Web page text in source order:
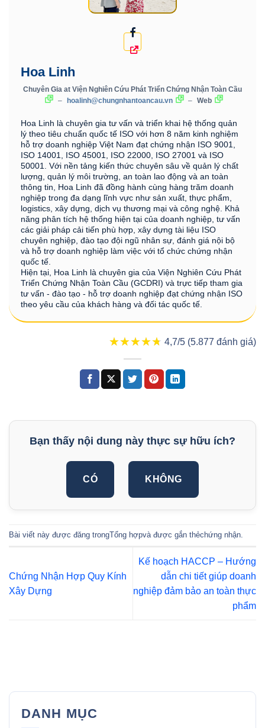
Hoa Linh
Chuyên Gia at Viện Nghiên Cứu Phát Triển Chứng Nhận Toàn Cầu
– hoalinh@chungnhantoancau.vn – Web
Hoa Linh là chuyên gia tư vấn và triển khai hệ thống quản
lý theo tiêu chuẩn quốc tế ISO với hơn 8 năm kinh nghiệm
hỗ trợ doanh nghiệp Việt Nam đạt chứng nhận ISO 9001,
ISO 14001, ISO 45001, ISO 22000, ISO 27001 và ISO
50001. Với nền tảng kiến thức chuyên sâu về quản lý chất
lượng, quản lý môi trường, an toàn lao động và an toàn
thông tin, Hoa Linh đã đồng hành cùng hàng trăm doanh
nghiệp trong đa dạng lĩnh vực như sản xuất, thực phẩm,
logistics, xây dựng, dịch vụ thương mại và công nghệ. Khả
năng phân tích hệ thống hiện tại của doanh nghiệp, tư vấn
các giải pháp cải tiến phù hợp, xây dựng tài liệu ISO
chuyên nghiệp, đào tạo đội ngũ nhân sự, đánh giá nội bộ
và hỗ trợ doanh nghiệp làm việc với tổ chức chứng nhận
quốc tế.
Hiện tại, Hoa Linh là chuyên gia của Viện Nghiên Cứu Phát
Triển Chứng Nhận Toàn Cầu (GCDRI) và trực tiếp tham gia
tư vấn - đào tạo - hỗ trợ doanh nghiệp đạt chứng nhận ISO
theo yêu cầu của khách hàng và đối tác quốc tế.
★★★★★
★★★★★ 4,7/5 (5.877 đánh giá)
Bạn thấy nội dung này thực sự hữu ích?
CÓ KHÔNG
Bài viết này được đăng trongTổng hợpvà được gắn thẻchứng nhận
Chứng Nhận Hợp Quy Kính
Xây Dựng
Kế hoạch HACCP – Hướng
dẫn chi tiết giúp doanh
nghiệp đảm bảo an toàn thực
phẩm
DANH MỤC